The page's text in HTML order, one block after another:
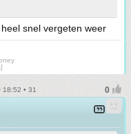
snel vergeten weer
18:52 • 31